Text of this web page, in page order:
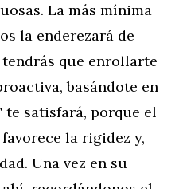
La más mínima
la enderezará de
que enrollarte
basándote en
satisfará, porque el
la rigidez y,
Una vez en su